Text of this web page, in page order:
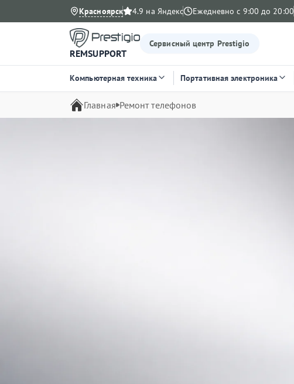
Красноярск 4.9 на Яндекс Ежедневно с 9:00 до 20:00
REMSUPPORT
Сервисный центр Prestigio
Компьютерная техника Портативная электроника
Главная Ремонт телефонов